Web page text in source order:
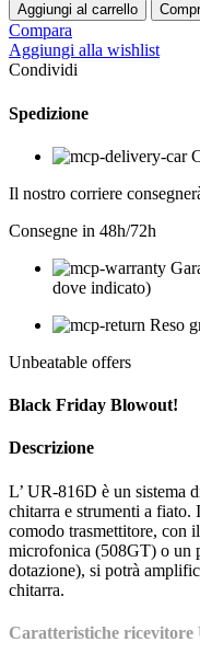
Aggiungi al carrello
Compara
Aggiungi alla wishlist
Condividi
Spedizione
Il nostro corriere
Consegne in 48h/72h
dove indicato)
Reso
Unbeatable offers
Black Friday Blowout!
Descrizione
L’ UR-816D è un sistema
chitarra e strumenti a fiato.
comodo trasmettitore, con
microfonica (508GT) o un
dotazione), si potrà
chitarra.
Caratteristiche ricevitore